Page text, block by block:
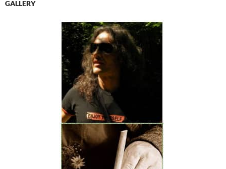
GALLERY